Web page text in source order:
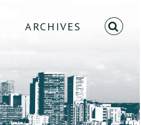
ARCHIVES